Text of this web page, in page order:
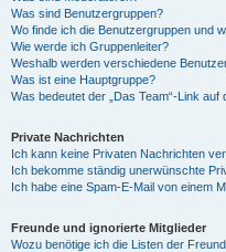
Was sind Benutzergruppen?
Wo finde ich die Benutzergruppen und
Wie werde ich Gruppenleiter?
Weshalb werden verschiedene
Was ist eine Hauptgruppe?
Was bedeutet der „Das Team“-Link auf
Private Nachrichten
Ich kann keine Privaten Nachrichten
Ich bekomme ständig unerwünschte
Ich habe eine Spam-E-Mail von einem
Freunde und ignorierte Mitglieder
Wozu benötige ich die Listen der